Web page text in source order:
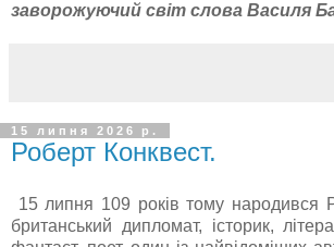
заворожуючий світ слова Василя
15 липня 2026 р.
Роберт Конквест.
15 липня 109 років тому народився
британський дипломат, історик,